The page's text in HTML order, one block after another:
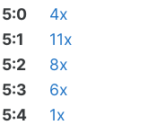
5:0
4x
5:1
11x
5:2
8x
5:3
6x
5:4
1x